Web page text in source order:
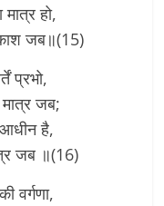
मात्र हो,
जब॥(15)
प्रभो,
जब;
है,
जब ॥(16)
वर्गणा,